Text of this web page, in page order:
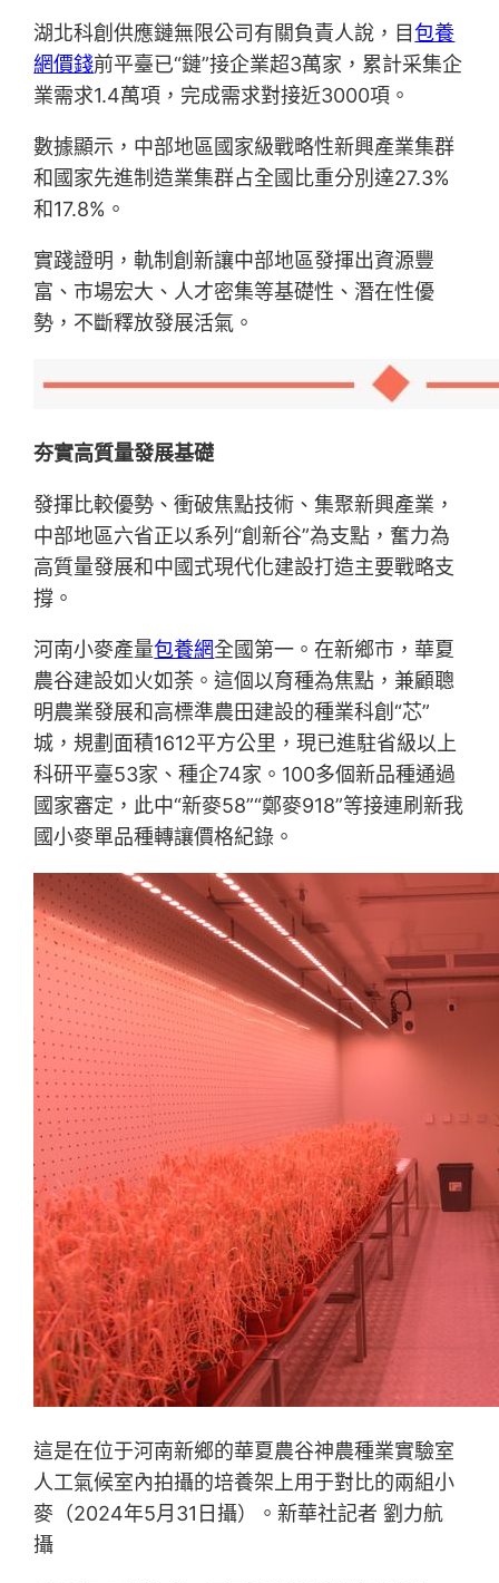
湖北科創供應鏈無限公司有關負責人說，目包養
網價錢前平臺已“鏈”接企業超3萬家，累計采集企
業需求1.4萬項，完成需求對接近3000項。
數據顯示，中部地區國家級戰略性新興產業集群
和國家先進制造業集群占全國比重分別達27.3%
和17.8%。
實踐證明，軌制創新讓中部地區發揮出資源豐
富、市場宏大、人才密集等基礎性、潛在性優
勢，不斷釋放發展活氣。
夯實高質量發展基礎
發揮比較優勢、衝破焦點技術、集聚新興產業，
中部地區六省正以系列“創新谷”為支點，奮力為
高質量發展和中國式現代化建設打造主要戰略支
撐。
河南小麥產量包養網全國第一。在新鄉市，華夏
農谷建設如火如荼。這個以育種為焦點，兼顧聰
明農業發展和高標準農田建設的種業科創“芯”
城，規劃面積1612平方公里，現已進駐省級以上
科研平臺53家、種企74家。100多個新品種通過
國家審定，此中“新麥58”“鄭麥918”等接連刷新我
國小麥單品種轉讓價格紀錄。
這是在位于河南新鄉的華夏農谷神農種業實驗室
人工氣候室內拍攝的培養架上用于對比的兩組小
麥（2024年5月31日攝）。新華社記者 劉力航
攝